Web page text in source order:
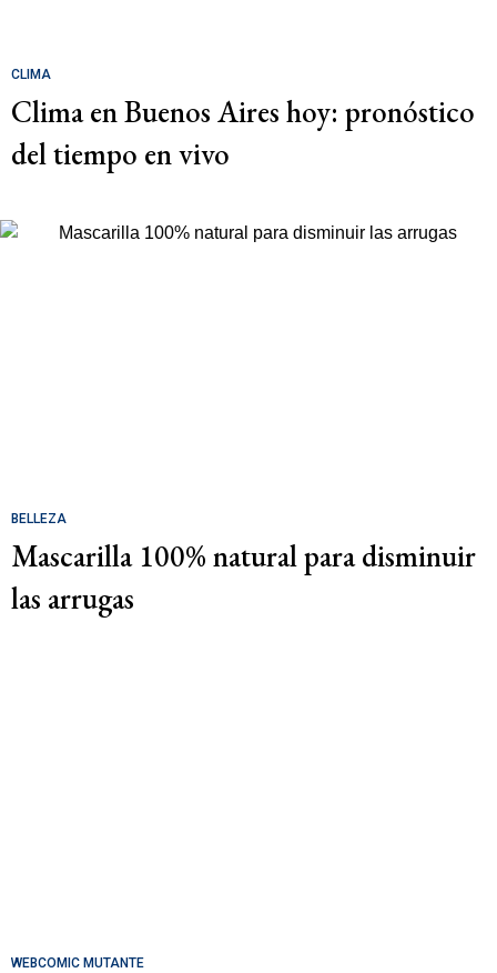
CLIMA
Clima en Buenos Aires hoy: pronóstico
del tiempo en vivo
BELLEZA
Mascarilla 100% natural para disminuir
las arrugas
WEBCOMIC MUTANTE